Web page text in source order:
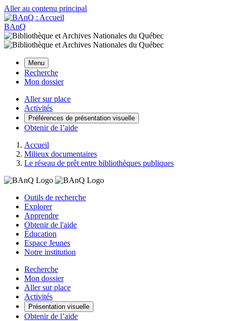
Aller au contenu principal
BAnQ
Menu
Recherche
Mon dossier
Aller sur place
Activités
Préférences de présentation visuelle
Obtenir de l’aide
Accueil
Milieux documentaires
Le réseau de prêt entre bibliothèques publiques
Outils de recherche
Explorer
Apprendre
Obtenir de l'aide
Éducation
Espace Jeunes
Notre institution
Recherche
Mon dossier
Aller sur place
Activités
Présentation visuelle
Obtenir de l’aide